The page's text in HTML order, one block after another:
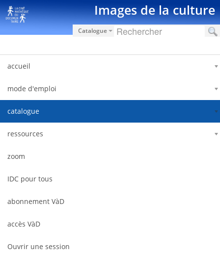
Saut au contenu Images de la culture
Catalogue
accueil
mode d'emploi
catalogue
ressources
zoom
IDC pour tous
abonnement VàD
accès VàD
Ouvrir une session